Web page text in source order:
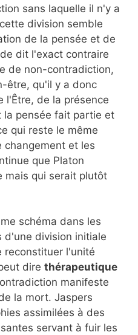
sans laquelle il n'y a
division semble
de la pensée et de
dit l'exact contraire
de non-contradiction,
être, qu'il y a donc
l'Être, de la présence
la pensée fait partie et
qui reste le même
changement et les
que Platon
mais qui serait plutôt
schéma dans les
d'une division initiale
reconstituer l'unité
dire thérapeutique
manifeste
la mort. Jaspers
assimilées à des
servant à fuir les